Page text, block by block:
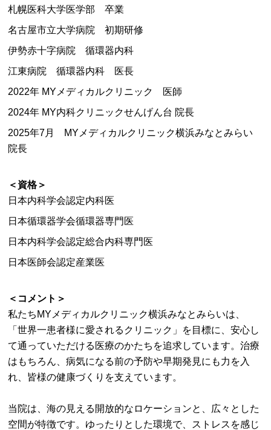
札幌医科大学医学部 卒業
名古屋市立大学病院 初期研修
伊勢赤十字病院 循環器内科
江東病院 循環器内科 医長
2022年 MYメディカルクリニック 医師
2024年 MY内科クリニックせんげん台 院長
2025年7月 MYメディカルクリニック横浜みなとみらい
院長
＜資格＞
日本内科学会認定内科医
日本循環器学会循環器専門医
日本内科学会認定総合内科専門医
日本医師会認定産業医
＜コメント＞
私たちMYメディカルクリニック横浜みなとみらいは、
「世界一患者様に愛されるクリニック」を目標に、安心し
て通っていただける医療のかたちを追求しています。治療
はもちろん、病気になる前の予防や早期発見にも力を入
れ、皆様の健康づくりを支えています。
当院は、海の見える開放的なロケーションと、広々とした
空間が特徴です。ゆったりとした環境で、ストレスを感じ